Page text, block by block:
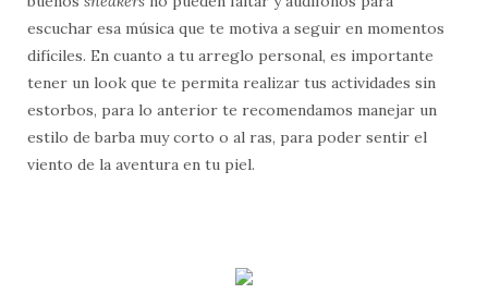
escuchar esa música que te motiva a seguir en momentos
difíciles. En cuanto a tu arreglo personal, es importante
tener un look que te permita realizar tus actividades sin
estorbos, para lo anterior te recomendamos manejar un
estilo de barba muy corto o al ras, para poder sentir el
viento de la aventura en tu piel.